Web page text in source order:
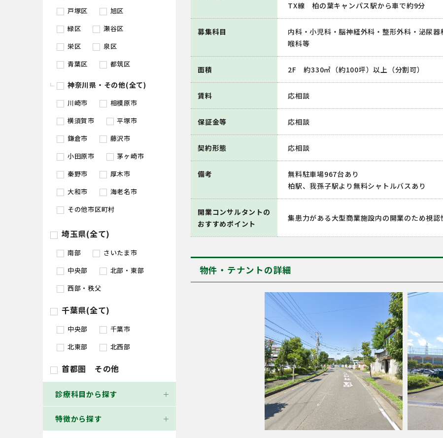
戸塚区
旭区
緑区
瀬谷区
栄区
泉区
青葉区
都筑区
神奈川県・その他(全て)
川崎市
相模原市
横須賀市
平塚市
鎌倉市
藤沢市
小田原市
茅ヶ崎市
秦野市
厚木市
大和市
海老名市
その他市区町村
埼玉県(全て)
南部
さいたま市
中央部
北部・東部
西部・秩父
千葉県(全て)
中央部
千葉市
北東部
北西部
首都圏 その他
診療科目から探す
特徴から探す
TX線 柏の葉キャンパス駅から車で約9分
募集科目
内科・小児科・脳神経外科・整形外科・泌尿
喉科等
面積 2F 約330㎡（約100坪）以上（分割可）
賃料 応相談
保証金等 応相談
契約形態 応相談
備考
無料駐車場967台あり
柏駅、我孫子駅より無料シャトルバスあり
開業コンサルタントの
おすすめポイント
集患力がある大型商業施設内の開業のため視認
物件・テナントの詳細